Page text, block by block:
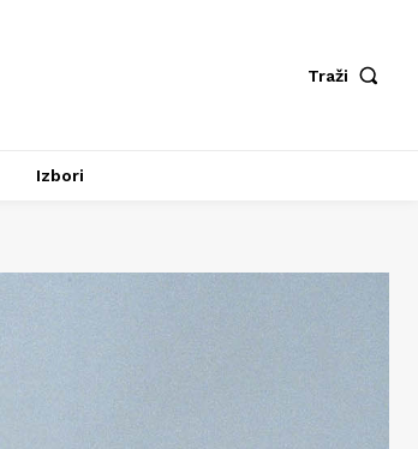
Traži
Izbori